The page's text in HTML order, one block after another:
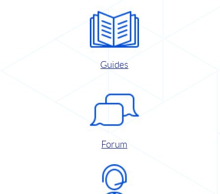
Guides
Forum